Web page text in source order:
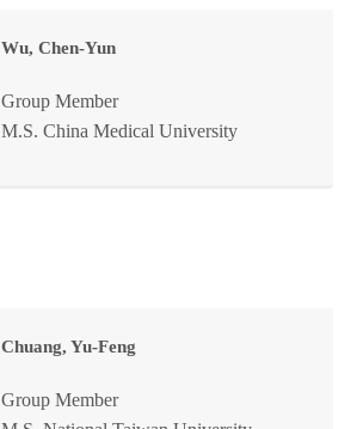
Wu, Chen-Yun
Group Member
M.S. China Medical University
Chuang, Yu-Feng
Group Member